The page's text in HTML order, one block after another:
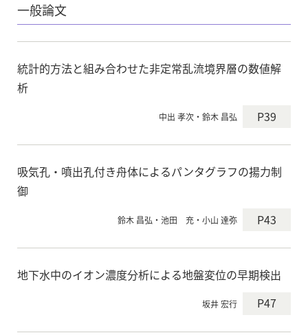
一般論文
統計的方法と組み合わせた非定常乱流境界層の数値解
析
中出 孝次・鈴木 昌弘 P39
吸気孔・噴出孔付き舟体によるパンタグラフの揚力制
御
鈴木 昌弘・池田 充・小山 達弥 P43
地下水中のイオン濃度分析による地盤変位の早期検出
坂井 宏行 P47